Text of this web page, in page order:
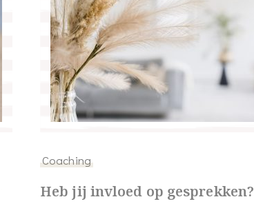
Coaching
Heb jij invloed op gesprekken?